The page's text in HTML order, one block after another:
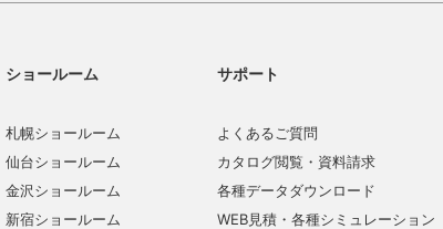
ショールーム
札幌ショールーム
仙台ショールーム
金沢ショールーム
新宿ショールーム
サポート
よくあるご質問
カタログ閲覧・資料請求
各種データダウンロード
WEB見積・各種シミュレーション